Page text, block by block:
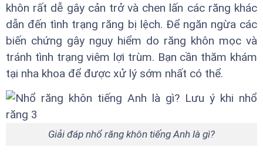
khôn rất dễ gây cản trở và chen lấn các răng khác
dẫn đến tình trạng răng bị lệch. Để ngăn ngừa các
biến chứng gây nguy hiểm do răng khôn mọc và
tránh tình trạng viêm lợi trùm. Bạn cần thăm khám
tại nha khoa để được xử lý sớm nhất có thể.
Giải đáp nhổ răng khôn tiếng Anh là gì?